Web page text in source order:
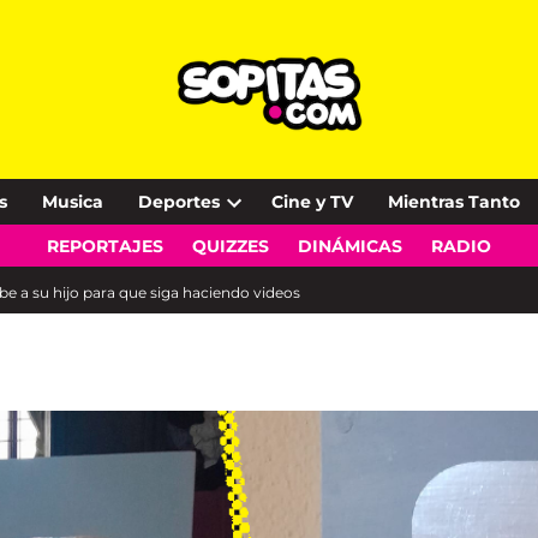
Musica Deportes
Open
dropdown
Cine y TV Mientras Tanto
REPORTAJES QUIZZES DINÁMICAS RADIO
a su hijo para que siga haciendo videos